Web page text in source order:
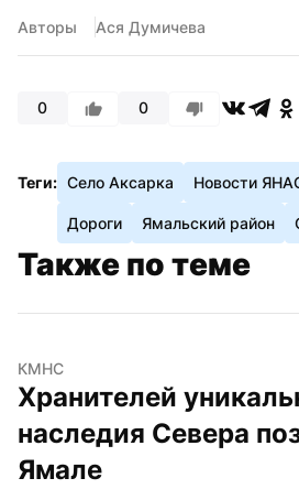
Авторы Ася Думичева
0 0
Теги: Село Аксарка Новости
Дороги Ямальский район
Также по теме
КМНС
Хранителей
наследия Севера
Ямале